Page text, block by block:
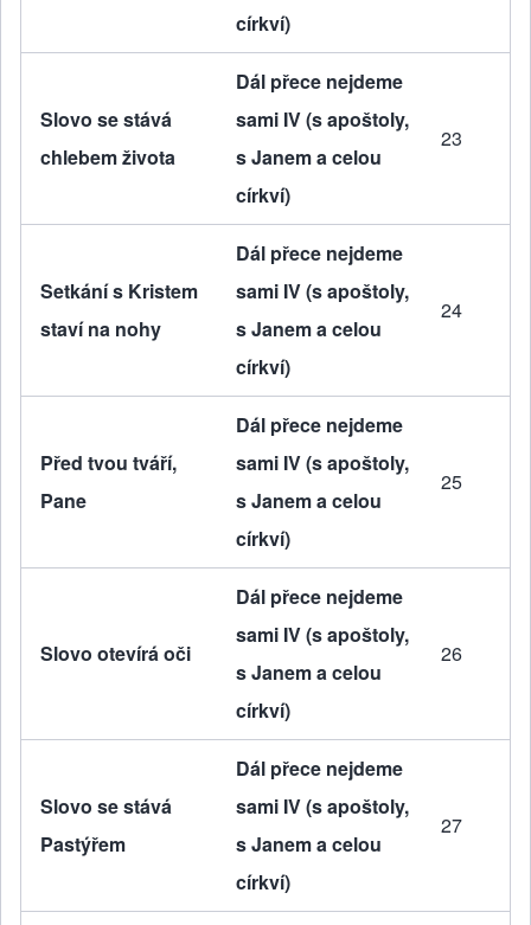
církví)
Slovo se stává
chlebem života
Dál přece nejdeme
sami IV (s apoštoly,
s Janem a celou
církví)
23
Setkání s Kristem
staví na nohy
Dál přece nejdeme
sami IV (s apoštoly,
s Janem a celou
církví)
24
Před tvou tváří,
Pane
Dál přece nejdeme
sami IV (s apoštoly,
s Janem a celou
církví)
25
Slovo otevírá oči
Dál přece nejdeme
sami IV (s apoštoly,
s Janem a celou
církví)
26
Slovo se stává
Pastýřem
Dál přece nejdeme
sami IV (s apoštoly,
s Janem a celou
církví)
27